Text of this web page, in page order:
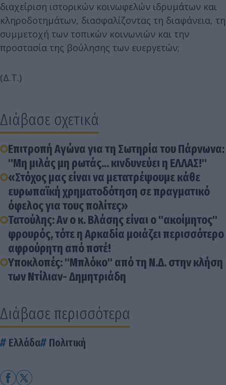
διαχείριση ιστορικών κοινωφελών ιδρυμάτων και
κληροδοτημάτων, διασφαλίζοντας τη διαφάνεια, τη
συμμετοχή των τοπικών κοινωνιών και την
προστασία της βούλησης των ευεργετών;
(Δ.Τ.)
Διάβασε σχετικά
Επιτροπή Αγώνα για τη Σωτηρία του Πάρνωνα:
"Μη μιλάς μη ρωτάς... κινδυνεύει η ΕΛΛΑΣ!"
«Στόχος μας είναι να μετατρέψουμε κάθε
ευρωπαϊκή χρηματοδότηση σε πραγματικό
όφελος για τους πολίτες»
Τατούλης: Αν ο κ. Βλάσης είναι ο "ακοίμητος"
φρουρός, τότε η Αρκαδία μοιάζει περισσότερο
αφρούρητη από ποτέ!
Υποκλοπές: "Μπλόκο" από τη Ν.Δ. στην κλήση
των Ντίλιαν- Δημητριάδη
Διάβασε περισσότερα
Ελλάδα Πολιτική